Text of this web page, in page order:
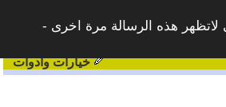
لاتظهر هذه الرسالة مرة اخرى -
خيارات وادوات